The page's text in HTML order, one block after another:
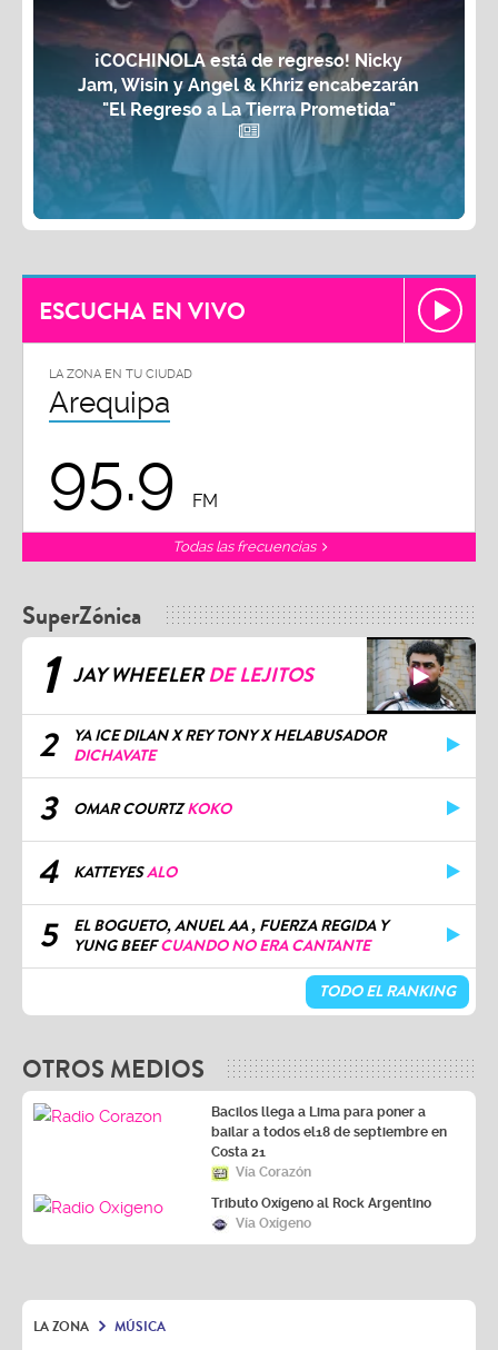
¡COCHINOLA está de regreso! Nicky
Jam, Wisin y Angel & Khriz encabezarán
"El Regreso a La Tierra Prometida"
ESCUCHA EN VIVO
LA ZONA EN TU CIUDAD
Arequipa
95.9 FM
Todas las frecuencias
SuperZónica
1 JAY WHEELERDE LEJITOS
2
YA ICE DILAN X REY TONY X HELABUSADOR
DICHAVATE
3 OMAR COURTZKOKO
4 KATTEYESALO
5
EL BOGUETO, ANUEL AA , FUERZA REGIDA Y
YUNG BEEFCUANDO NO ERA CANTANTE
TODO EL RANKING
OTROS MEDIOS
Bacilos llega a Lima para poner a
bailar a todos el18 de septiembre en
Costa 21
Vía Corazón
Tributo Oxígeno al Rock Argentino
Vía Oxígeno
LA ZONA MÚSICA